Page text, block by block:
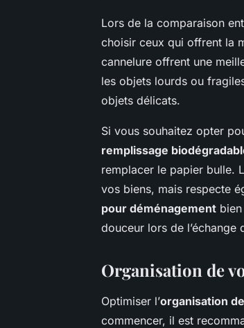
Lors de la comparaison
choisir ceux qui offrent la
cannelure offrent une
les objets lourds ou
objets délicats.
Si vous souhaitez opter
remplissage
remplacer le papier bulle.
vos biens, mais respecte
pour déménagement
douceur lors de l’échange
Organisation de
Optimiser l’organisation
commencer, il est